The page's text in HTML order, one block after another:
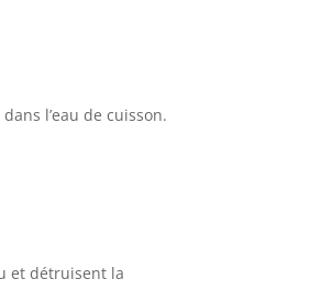
l’eau de cuisson.
et détruisent la